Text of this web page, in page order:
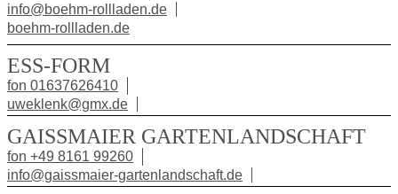
info@boehm-rollladen.de
boehm-rollladen.de
ESS-FORM
fon 01637626410
uweklenk@gmx.de
GAISSMAIER GARTENLANDSCHAFT
fon +49 8161 99260
info@gaissmaier-gartenlandschaft.de